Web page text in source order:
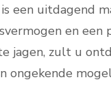
een uitdagend
en een
jagen, zult u
ongekende